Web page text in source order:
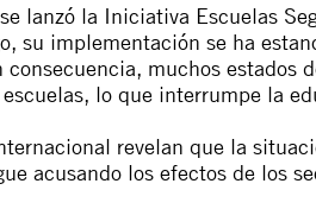
lanzó la Iniciativa Escuelas
su implementación se ha
muchos estados
lo que interrumpe la
revelan que la
acusando los efectos de los